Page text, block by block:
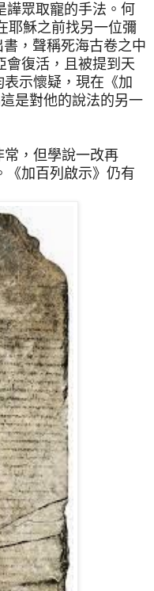
譁眾取寵的手法。何
耶穌之前找另一位彌
，聲稱死海古卷之中
會復活，且被提到天
表示懷疑，現在《加
是對他的說法的另一
，但學說一改再
《加百列啟示》仍有